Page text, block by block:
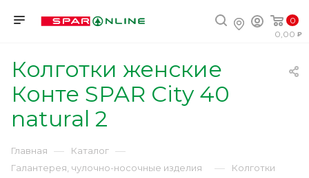
0
0,00
Колготки женские
Конте SPAR City 40
natural 2
Главная — Каталог —
Галантерея, чулочно-носочные изделия — Колготки